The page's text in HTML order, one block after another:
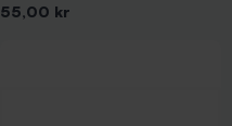
Pris
55,00 kr